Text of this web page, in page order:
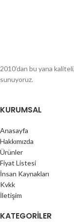
2010’dan bu yana
sunuyoruz.
KURUMSAL
Anasayfa
Hakkımızda
Ürünler
Fiyat Listesi
İnsan Kaynakları
Kvkk
İletişim
KATEGORILER